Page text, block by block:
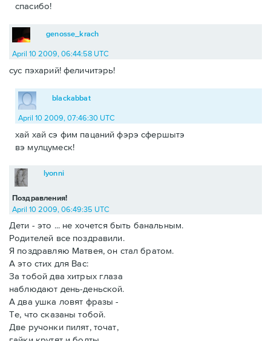
спасибо!
genosse_krach
April 10 2009, 06:44:58 UTC
сус пэхарий! феличитэрь!
blackabbat
April 10 2009, 07:46:30 UTC
хай хай сэ фим пацаний фэрэ сфершытэ
вэ мулцумеск!
Поздравления!
lyonni
April 10 2009, 06:49:35 UTC
Дети - это ... не хочется быть банальным.
Родителей все поздравили.
Я поздравляю Матвея, он стал братом.
А это стих для Вас:
За тобой два хитрых глаза
наблюдают день-деньской.
А два ушка ловят фразы -
Те, что сказаны тобой.
Две ручонки пилят, точат,